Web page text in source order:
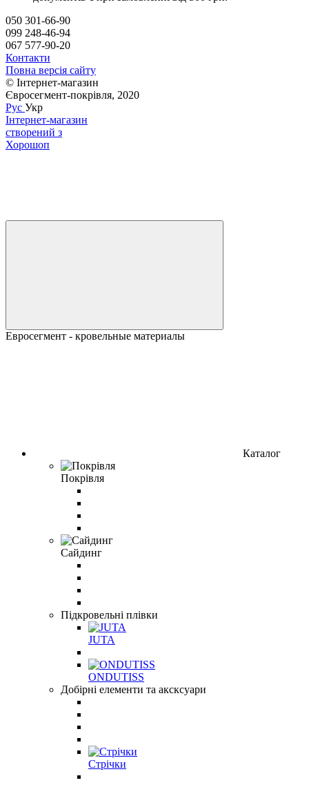
050 301-66-90
099 248-46-94
067 577-90-20
Контакти
Повна версія сайту
© Інтернет-магазин
Євросегмент-покрівля, 2020
Рус Укр
Інтернет-магазин
створений з
Хорошоп
Евросегмент - кровельные материалы
Каталог
Покрівля
Сайдинг
Підкровельні плівки
JUTA
ONDUTISS
Добірні елементи та аксксуари
Стрічки